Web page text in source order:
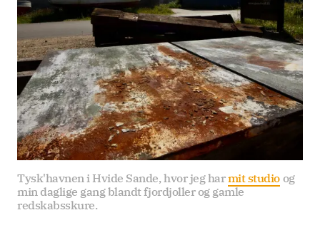
Tysk'havnen i Hvide Sande, hvor jeg har mit studio og
min daglige gang blandt fjordjoller og gamle
redskabsskure.